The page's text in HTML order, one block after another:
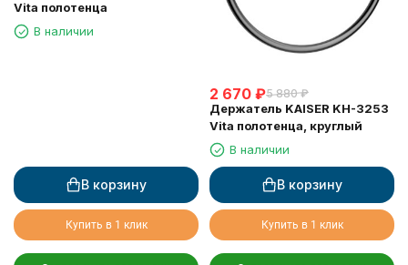
Vita полотенцa
В наличии
В корзину
Купить в 1 клик
2 670 ₽5 880 ₽
Держатель KAISER KH-3253
Vita полотенца, круглый
В наличии
В корзину
Купить в 1 клик